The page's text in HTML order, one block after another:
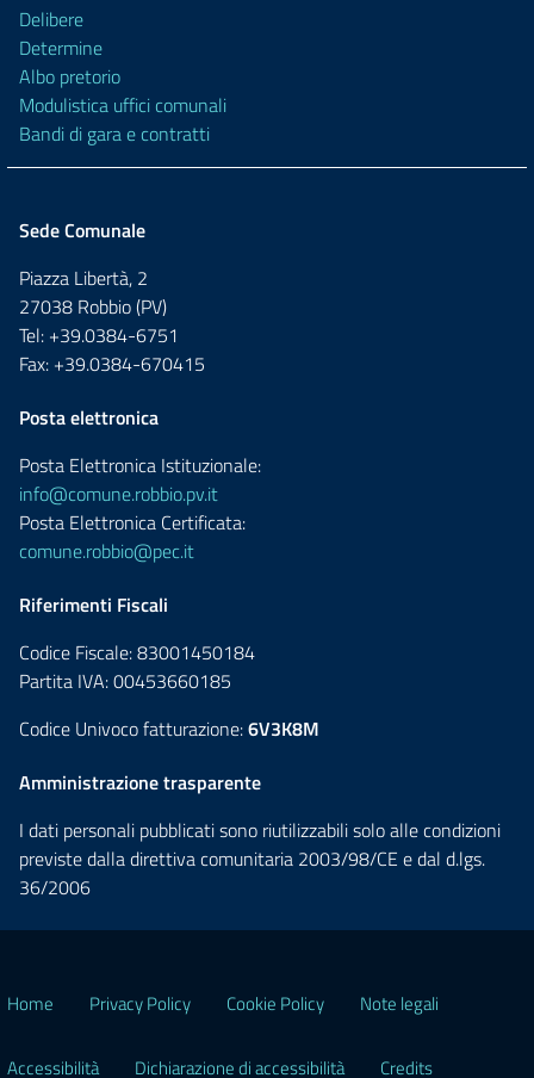
Delibere
Determine
Albo pretorio
Modulistica uffici comunali
Bandi di gara e contratti
Sede Comunale
Piazza Libertà, 2
27038 Robbio (PV)
Tel: +39.0384-6751
Fax: +39.0384-670415
Posta elettronica
Posta Elettronica Istituzionale:
info@comune.robbio.pv.it
Posta Elettronica Certificata:
comune.robbio@pec.it
Riferimenti Fiscali
Codice Fiscale: 83001450184
Partita IVA: 00453660185
Codice Univoco fatturazione:6V3K8M
Amministrazione trasparente
I dati personali pubblicati sono riutilizzabili solo alle condizioni
previste dalla direttiva comunitaria 2003/98/CE e dal d.lgs.
36/2006
Home Privacy Policy Cookie Policy Note legali
Accessibilità Dichiarazione di accessibilità Credits